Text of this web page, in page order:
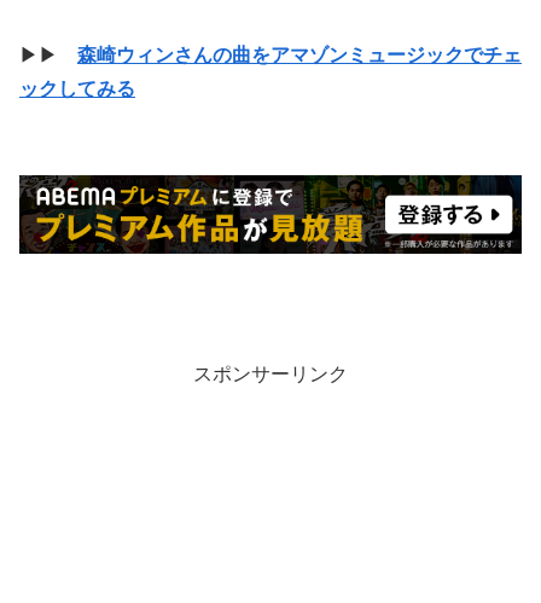
▶▶ 森崎ウィンさんの曲をアマゾンミュージックでチェ
ックしてみる
スポンサーリンク